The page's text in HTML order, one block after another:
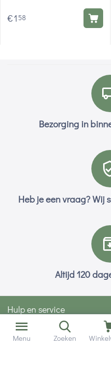
€1 58
Bezorging in
Heb je een vraag? Wij
Altijd 120
Hulp en service
Contact gegevens
Menu Zoeken